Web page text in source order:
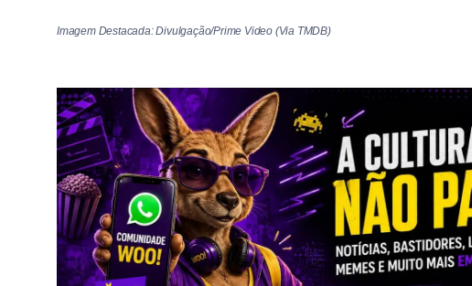
Imagem Destacada: Divulgação/Prime Video (Via TMDB)